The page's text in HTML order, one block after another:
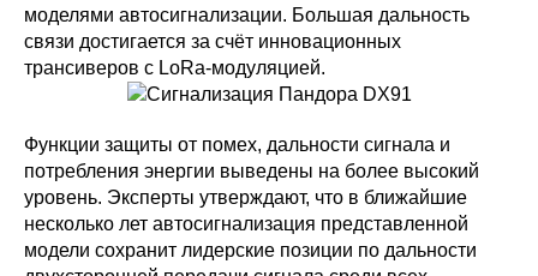
моделями автосигнализации. Большая дальность
связи достигается за счёт инновационных
трансиверов с LoRa-модуляцией.
Функции защиты от помех, дальности сигнала и
потребления энергии выведены на более высокий
уровень. Эксперты утверждают, что в ближайшие
несколько лет автосигнализация представленной
модели сохранит лидерские позиции по дальности